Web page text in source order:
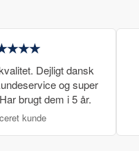
Dejligt dansk
og super
brugt dem i 5 år.
kunde